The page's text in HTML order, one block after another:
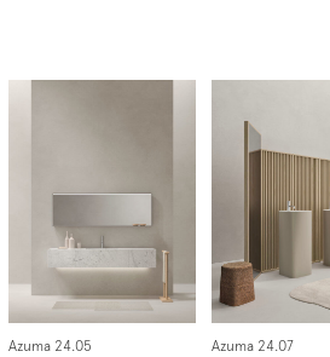
Pinterest
Azuma 24.05 Azuma 24.07